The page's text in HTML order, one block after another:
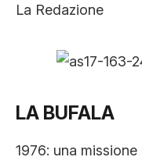
La Redazione
LA BUFALA
1976: una